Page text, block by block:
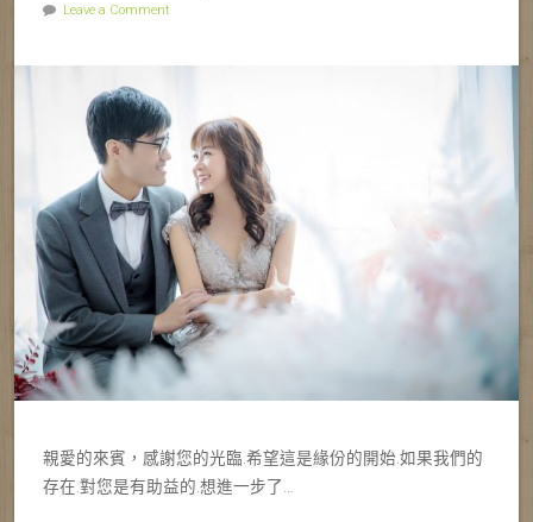
Leave a Comment
親愛的來賓，感謝您的光臨.希望這是緣份的開始.如果我們的
存在.對您是有助益的.想進一步了…